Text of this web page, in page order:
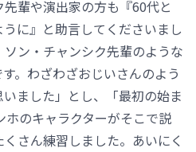
輩や演出家の方も『60代と
に』と助言してくださいまし
ン・チャンシク先輩のような
。わざわざおじいさんのよう
ました」とし、「最初の始ま
ホのキャラクターがそこで説
さん練習しました。あいにく